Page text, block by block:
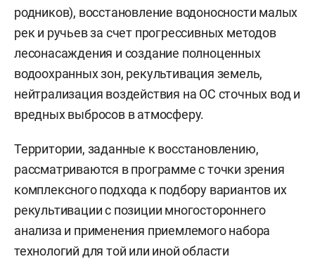
родников), восстановление водоносности малых
рек и ручьев за счет прогрессивных методов
лесонасаждения и создание полноценных
водоохранных зон, рекультивация земель,
нейтрализация воздействия на ОС сточных вод и
вредных выбросов в атмосферу.
Территории, заданные к восстановлению,
рассматриваются в программе с точки зрения
комплексного подхода к подбору вариантов их
рекультивации с позиции многостороннего
анализа и применения приемлемого набора
технологий для той или иной области